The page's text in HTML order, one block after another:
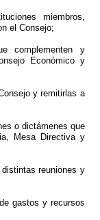
miembros,
el Consejo;
complementen y
Económico y
y remitirlas a
o dictámenes que
Mesa Directiva y
reuniones y
gastos y recursos